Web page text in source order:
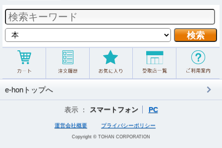
e-honトップへ
表示 ： スマートフォン PC
運営会社概要 プライバシーポリシー
Copyright © TOHAN CORPORATION